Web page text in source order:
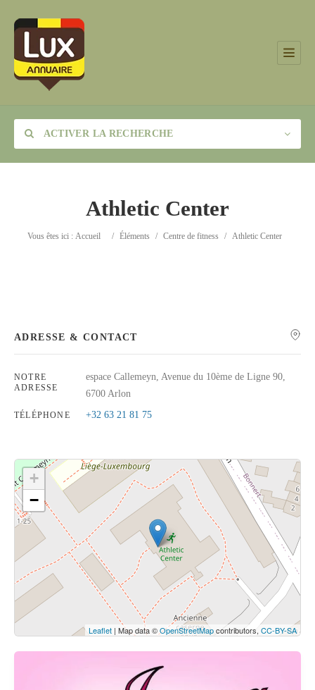
ACTIVER LA RECHERCHE
Catégorie
Rechercher
Athletic Center
Vous êtes ici : Accueil / Éléments / Centre de fitness / Athletic Center
ADRESSE & CONTACT
NOTRE
ADRESSE
espace Callemeyn, Avenue du 10ème de Ligne 90,
6700 Arlon
TÉLÉPHONE +32 63 21 81 75
Cliquez sur le bouton pour afficher la carte.
Voir la carte
+
−
Leaflet | Map data ©OpenStreetMapcontributors, CC-BY-SA